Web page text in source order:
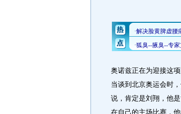
奥诺兹正在为迎接这
当谈到北京奥运会时
说，肯定是刘翔，他
在自己的主场比赛，